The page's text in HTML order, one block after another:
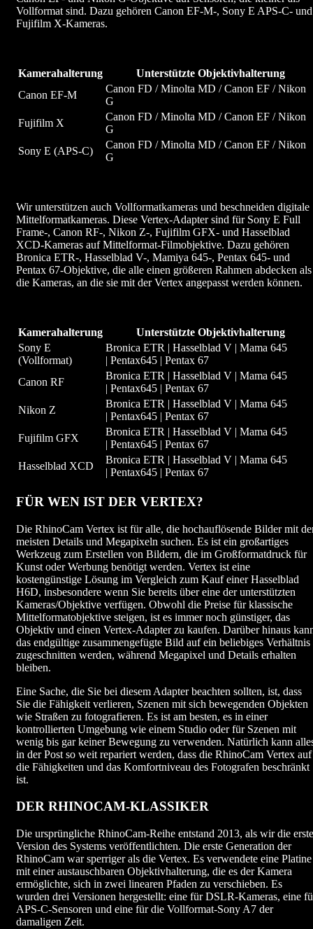
Vollformat sind. Dazu gehören Canon EF-M-, Sony E APS-C- und
Fujifilm X-Kameras.
Kamerahalterung
Unterstützte Objektivhalterung
Canon EF-M
Canon FD / Minolta MD / Canon EF / Nikon
G
Fujifilm X
Canon FD / Minolta MD / Canon EF / Nikon
G
Sony E (APS-C)
Canon FD / Minolta MD / Canon EF / Nikon
G
Wir unterstützen auch Vollformatkameras und beschneiden digitale
Mittelformatkameras. Diese Vertex-Adapter sind für Sony E Full
Frame-, Canon RF-, Nikon Z-, Fujifilm GFX- und Hasselblad
XCD-Kameras auf Mittelformat-Filmobjektive. Dazu gehören
Bronica ETR-, Hasselblad V-, Mamiya 645-, Pentax 645- und
Pentax 67-Objektive, die alle einen größeren Rahmen abdecken als
die Kameras, an die sie mit der Vertex angepasst werden können.
Kamerahalterung
Unterstützte Objektivhalterung
Sony E
(Vollformat)
Bronica ETR | Hasselblad V | Mama 645
| Pentax645 | Pentax 67
Canon RF
Bronica ETR | Hasselblad V | Mama 645
| Pentax645 | Pentax 67
Nikon Z
Bronica ETR | Hasselblad V | Mama 645
| Pentax645 | Pentax 67
Fujifilm GFX
Bronica ETR | Hasselblad V | Mama 645
| Pentax645 | Pentax 67
Hasselblad XCD
Bronica ETR | Hasselblad V | Mama 645
| Pentax645 | Pentax 67
FÜR WEN IST DER VERTEX?
Die RhinoCam Vertex ist für alle, die hochauflösende Bilder mit
meisten Details und Megapixeln suchen. Es ist ein großartiges
Werkzeug zum Erstellen von Bildern, die im Großformatdruck für
Kunst oder Werbung benötigt werden. Vertex ist eine
kostengünstige Lösung im Vergleich zum Kauf einer Hasselblad
H6D, insbesondere wenn Sie bereits über eine der unterstützten
Kameras/Objektive verfügen. Obwohl die Preise für klassische
Mittelformatobjektive steigen, ist es immer noch günstiger, das
Objektiv und einen Vertex-Adapter zu kaufen. Darüber hinaus
das endgültige zusammengefügte Bild auf ein beliebiges Verhältnis
zugeschnitten werden, während Megapixel und Details erhalten
bleiben.
Eine Sache, die Sie bei diesem Adapter beachten sollten, ist, dass
Sie die Fähigkeit verlieren, Szenen mit sich bewegenden Objekten
wie Straßen zu fotografieren. Es ist am besten, es in einer
kontrollierten Umgebung wie einem Studio oder für Szenen mit
wenig bis gar keiner Bewegung zu verwenden. Natürlich kann
in der Post so weit repariert werden, dass die RhinoCam Vertex auf
die Fähigkeiten und das Komfortniveau des Fotografen beschränkt
ist.
DER RHINOCAM-KLASSIKER
Die ursprüngliche RhinoCam-Reihe entstand 2013, als wir die erste
Version des Systems veröffentlichten. Die erste Generation der
RhinoCam war sperriger als die Vertex. Es verwendete eine Platine
mit einer austauschbaren Objektivhalterung, die es der Kamera
ermöglichte, sich in zwei linearen Pfaden zu verschieben. Es
wurden drei Versionen hergestellt: eine für DSLR-Kameras, eine
APS-C-Sensoren und eine für die Vollformat-Sony A7 der
damaligen Zeit.